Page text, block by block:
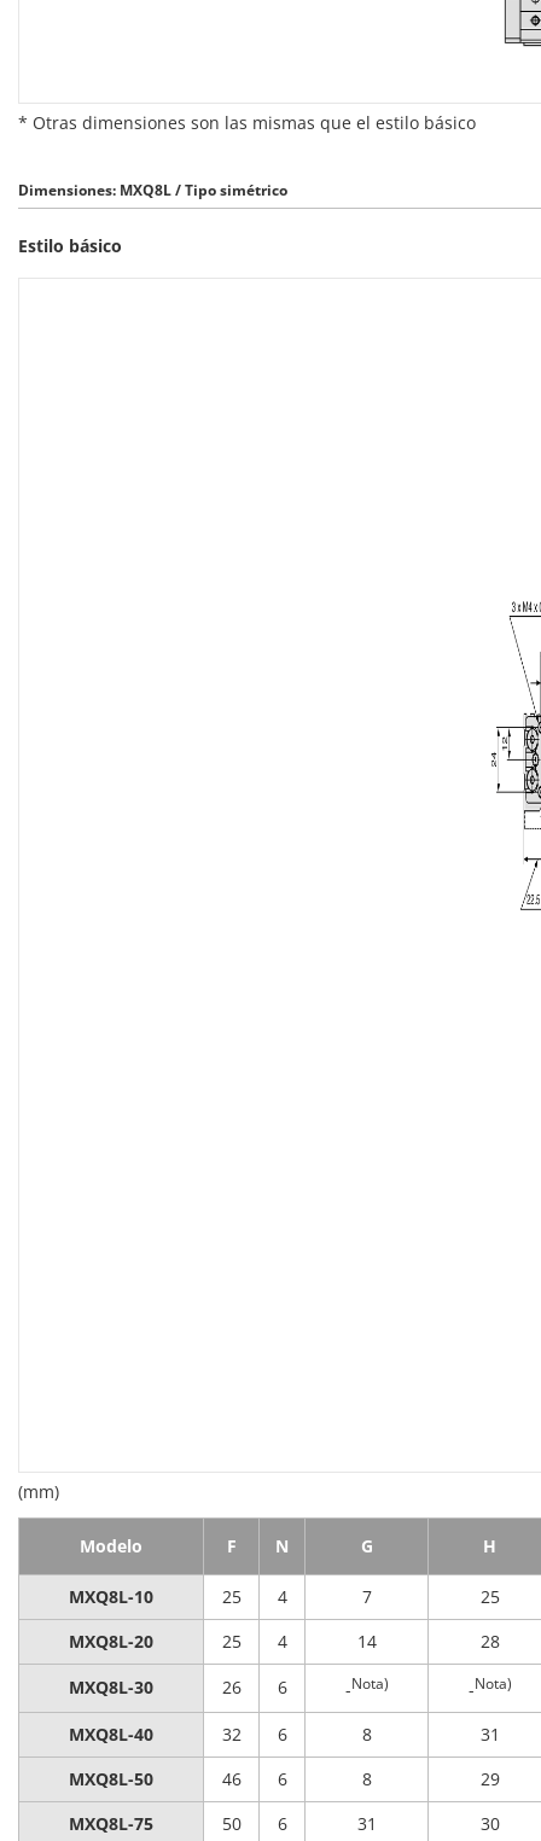
* Otras dimensiones son las mismas que el estilo básico
Dimensiones: MXQ8L / Tipo simétrico
Estilo básico
(mm)
Modelo F N G H
MXQ8L-10 25 4 7
25
MXQ8L-20
25 4 14
28
MXQ8L-30
26 6 -Nota) -Nota)
MXQ8L-40 32 6 8
31
MXQ8L-50
46 6 8
29
MXQ8L-75
50 6 31 30